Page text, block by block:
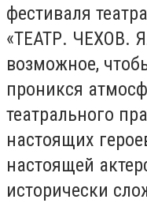
фестиваля
«ТЕАТР. ЧЕХОВ.
возможное,
проникся
театрального
настоящих
настоящей
исторически